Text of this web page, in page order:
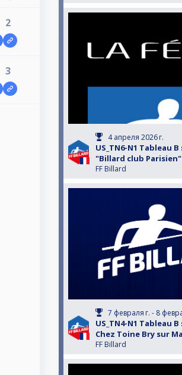
2
3
4 апреля 2026 г.
US_TN6-N1 Tableau
"Billard club Parisien"
FF Billard
7 февраля г. - 8
US_TN4-N1 Tableau
Chez Toine Bry sur
FF Billard